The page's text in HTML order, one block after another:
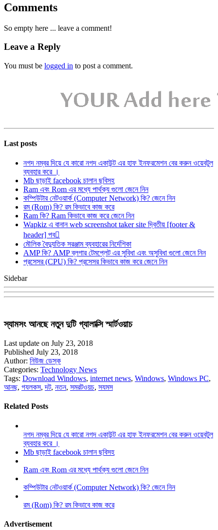
Comments
So empty here ... leave a comment!
Leave a Reply
You must be logged in to post a comment.
Last posts
নগদ নম্বর দিয়ে যে কারো নগদ একাউন্ট এর হাফ ইনফরমেশন বের করুন ওয়েবটুল
ব্যবহার করে ।
Mb ছাড়াই facebook চালান ছবিসহ
Ram এবং Rom এর মধ্যে পার্থক্য গুলো জেনে নিন
কম্পিউটার নেটওয়ার্ক (Computer Network) কি? জেনে নিন
রম (Rom) কি? রম কিভাবে কাজ করে
Ram কি? Ram কিভাবে কাজ করে জেনে নিন
Wapkiz এ বানান web screenshot taker site দ্বিতীয় [footer &
header] পব
মৌলিক বৈদ্যুতিক সরঞ্জাম ব্যবহারের নির্দেশিকা
AMP কি? AMP ব্লগার টেমপ্লেট এর সুবিধা এবং অসুবিধা গুলো জেনে নিন
প্রসেসর (CPU) কি? প্রসেসর কিভাবে কাজ করে জেনে নিন
Sidebar
স্যামসং আনছে নতুন দুটি গ্যালাক্সি স্মার্টওয়াচ
Last update on July 23, 2018
Published July 23, 2018
Author: নিউজ ডেস্ক
Categories: Technology News
Tags: Download Windows, internet news, Windows, Windows PC,
আনছ, গযলকস,দট, নতন, সমরটওয়চ, সযমস
Related Posts
নগদ নম্বর দিয়ে যে কারো নগদ একাউন্ট এর হাফ ইনফরমেশন বের করুন ওয়েবটুল
ব্যবহার করে ।
Mb ছাড়াই facebook চালান ছবিসহ
Ram এবং Rom এর মধ্যে পার্থক্য গুলো জেনে নিন
কম্পিউটার নেটওয়ার্ক (Computer Network) কি? জেনে নিন
রম (Rom) কি? রম কিভাবে কাজ করে
Advertisement